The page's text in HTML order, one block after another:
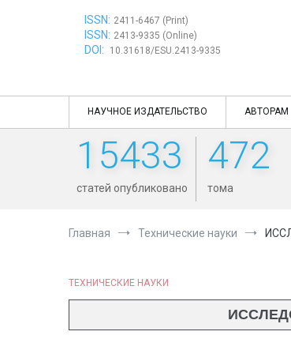
ISSN: 2411-6467 (Print)
ISSN: 2413-9335 (Online)
DOI: 10.31618/ESU.2413-9335
НАУЧНОЕ ИЗДАТЕЛЬСТВО АВТОРАМ
15433
статей опубликовано
472
тома
Главная Технические науки
ТЕХНИЧЕСКИЕ НАУКИ